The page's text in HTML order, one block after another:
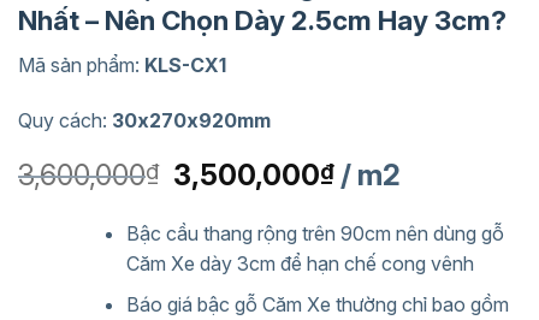
Nhất – Nên Chọn Dày 2.5cm Hay 3cm?
Mã sản phẩm: KLS-CX1
Quy cách: 30x270x920mm
3,600,000₫
Giá
là:
3,600,000₫.
3,500,000₫Giá
tại
là:
3,500,000₫.
/ m2
Bậc cầu thang rộng trên 90cm nên dùng gỗ
Căm Xe dày 3cm để hạn chế cong vênh
Báo giá bậc gỗ Căm Xe thường chỉ bao gồm